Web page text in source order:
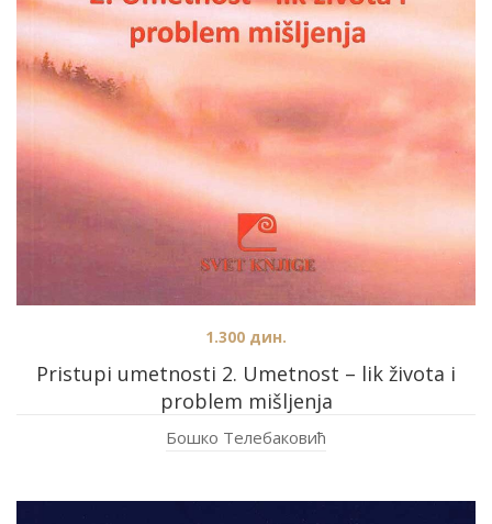
Pristupi umetnosti 2. Umetnost – lik života i
problem mišljenja
1.300 дин.
Бошко Телебаковић